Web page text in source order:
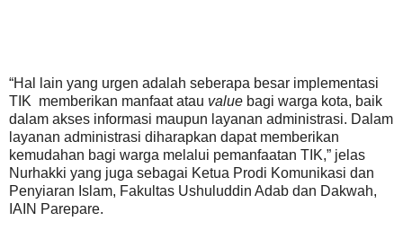
“Hal lain yang urgen adalah seberapa besar implementasi
TIK memberikan manfaat atau value bagi warga kota, baik
dalam akses informasi maupun layanan administrasi. Dalam
layanan administrasi diharapkan dapat memberikan
kemudahan bagi warga melalui pemanfaatan TIK,” jelas
Nurhakki yang juga sebagai Ketua Prodi Komunikasi dan
Penyiaran Islam, Fakultas Ushuluddin Adab dan Dakwah,
IAIN Parepare.